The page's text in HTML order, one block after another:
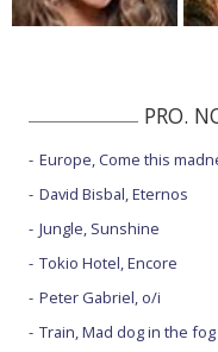
PRO.
Europe, Come this
David Bisbal, Eternos
Jungle, Sunshine
Tokio Hotel, Encore
Peter Gabriel, o/i
Train, Mad dog in the fog